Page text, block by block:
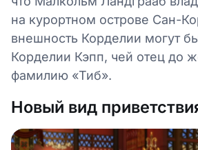
на курортном острове Сан-
внешность Корделии могут
Корделии Кэпп, чей отец до
фамилию «Тиб».
Новый вид